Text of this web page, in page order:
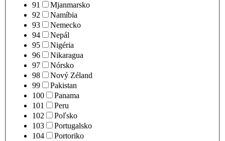
91
Mjanmarsko
92
Namíbia
93
Nemecko
94
Nepál
95
Nigéria
96
Nikaragua
97
Nórsko
98
Nový Zéland
99
Pakistan
100
Panama
101
Peru
102
Poľsko
103
Portugalsko
104
Portoriko